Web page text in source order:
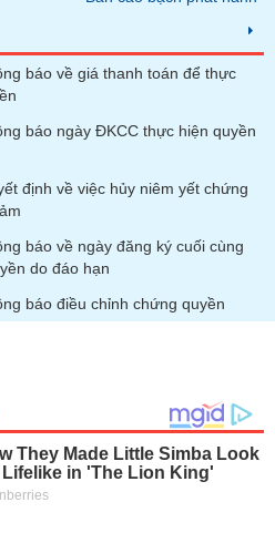
báo về giá thanh toán để thực
báo ngày ĐKCC thực hiện quyền
định về việc hủy niêm yết chứng
báo về ngày đăng ký cuối cùng
do đáo hạn
báo điều chỉnh chứng quyền